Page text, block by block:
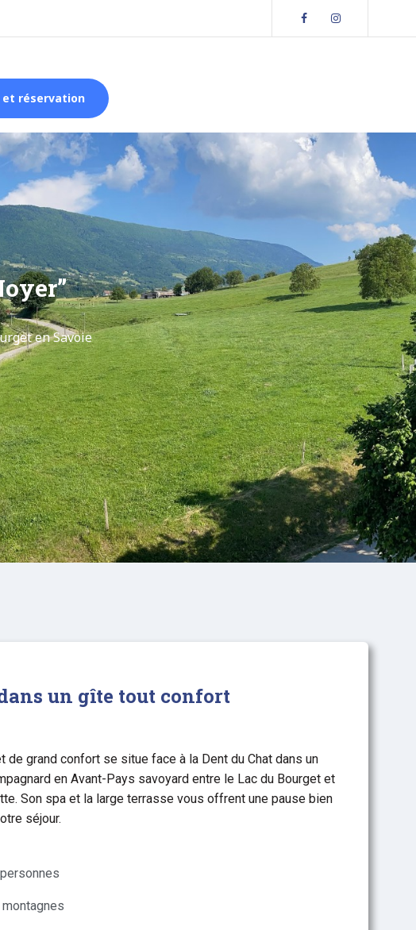
Facebook
et réservation
en Savoie
Lac du Bourget
un gîte tout confort
de grand confort se situe face à la Dent du Chat dans un
en Avant-Pays savoyard entre le Lac du Bourget et
Son spa et la large terrasse vous offrent une pause bien
séjour.